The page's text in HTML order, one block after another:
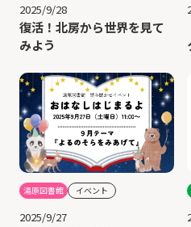
2025/9/28
復活！北房から世界を見て
みよう
湯原図書館 イベント
2025/9/27